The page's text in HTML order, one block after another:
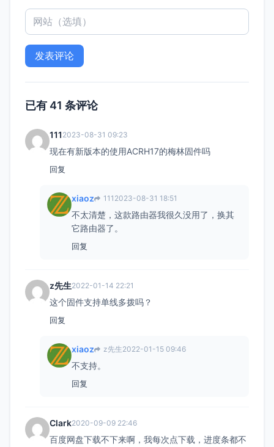
已有 41 条评论
111 2023-08-31 09:23
现在有新版本的使用ACRH17的梅林固件吗
回复
xiaoz 111 2023-08-31 18:51
不太清楚，这款路由器我很久没用了，换其
它路由器了。
回复
z先生2022-01-14 22:21
这个固件支持单线多拨吗？
回复
xiaoz z先生2022-01-15 09:46
不支持。
回复
Clark2020-09-09 22:46
百度网盘下载不下来啊，我每次点下载，进度条都不